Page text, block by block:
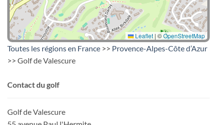
Leaflet | ©OpenStreetMap
Toutes les régions en France >> Provence-Alpes-Côte d’Azur
>> Golf de Valescure
Contact du golf
Golf de Valescure